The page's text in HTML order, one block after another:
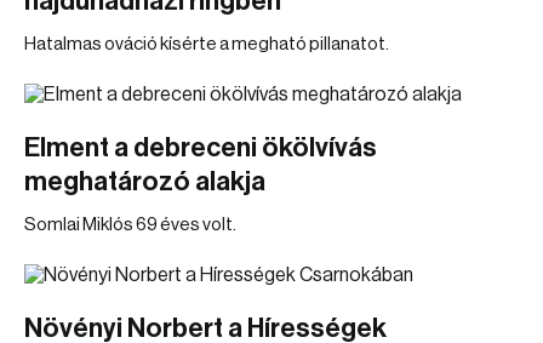
Hatalmas ováció kísérte a megható pillanatot.
Elment a debreceni ökölvívás
meghatározó alakja
Somlai Miklós 69 éves volt.
Növényi Norbert a Hírességek